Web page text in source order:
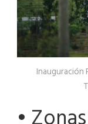
Inauguración